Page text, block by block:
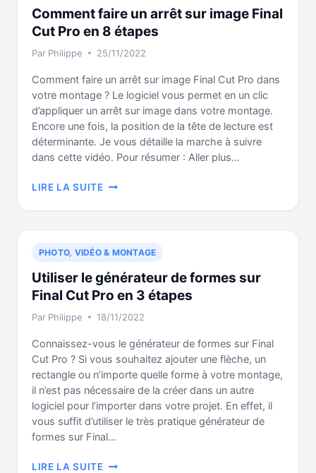
TRAVAIL
DANS
FINAL
CUT
Comment faire un arrêt sur image Final
Cut Pro en 8 étapes
Par Philippe 25/11/2022
Comment faire un arrêt sur image Final Cut Pro dans
votre montage ? Le logiciel vous permet en un clic
d’appliquer un arrêt sur image dans votre montage.
Encore une fois, la position de la tête de lecture est
déterminante. Je vous détaille la marche à suivre
dans cette vidéo. Pour résumer : Aller plus…
LIRE LA SUITECOMMENT
UN
ARRÊT
IMAGE
FINAL
CUT
PRO
EN
ÉTAPES
PHOTO, VIDÉO & MONTAGE
Utiliser le générateur de formes sur
Final Cut Pro en 3 étapes
Par Philippe 18/11/2022
Connaissez-vous le générateur de formes sur Final
Cut Pro ? Si vous souhaitez ajouter une flèche, un
rectangle ou n’importe quelle forme à votre montage,
il n’est pas nécessaire de la créer dans un autre
logiciel pour l’importer dans votre projet. En effet, il
vous suffit d’utiliser le très pratique générateur de
formes sur Final…
LIRE LA SUITEUTILISER